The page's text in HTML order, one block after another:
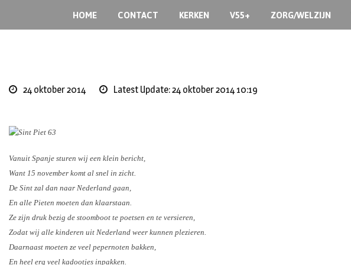
HOME CONTACT KERKEN V55+ ZORG/WELZIJN
24 oktober 2014 Latest Update: 24 oktober 2014 10:19
Vanuit Spanje sturen wij een klein bericht,
Want 15 november komt al snel in zicht.
De Sint zal dan naar Nederland gaan,
En alle Pieten moeten dan klaarstaan.
Ze zijn druk bezig de stoomboot te poetsen en te versieren,
Zodat wij alle kinderen uit Nederland weer kunnen plezieren.
Daarnaast moeten ze veel pepernoten bakken,
En heel erg veel kadootjes inpakken.